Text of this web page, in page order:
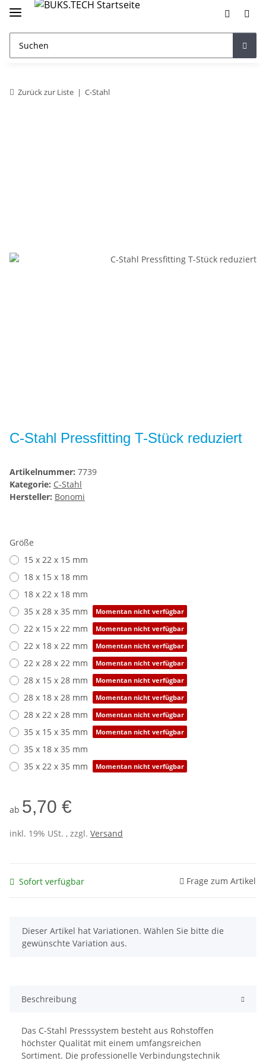
Zurück zur Liste C-Stahl
C-Stahl Pressfitting T-Stück reduziert
Artikelnummer: 7739
Kategorie: C-Stahl
Hersteller: Bonomi
Größe
15 x 22 x 15 mm
18 x 15 x 18 mm
18 x 22 x 18 mm
35 x 28 x 35 mm
Momentan nicht verfügbar
22 x 15 x 22 mm Momentan nicht verfügbar
22 x 18 x 22 mm Momentan nicht verfügbar
22 x 28 x 22 mm Momentan nicht verfügbar
28 x 15 x 28 mm Momentan nicht verfügbar
28 x 18 x 28 mm Momentan nicht verfügbar
28 x 22 x 28 mm Momentan nicht verfügbar
35 x 15 x 35 mm Momentan nicht verfügbar
35 x 18 x 35 mm
35 x 22 x 35 mm
Momentan nicht verfügbar
ab 5,70 €
inkl. 19% USt. , zzgl. Versand
Sofort verfügbar Frage zum Artikel
x
Dieser Artikel hat Variationen. Wählen Sie bitte die
gewünschte Variation aus.
Beschreibung
Das C-Stahl Presssystem besteht aus Rohstoffen
höchster Qualität mit einem umfangsreichen
Sortiment. Die professionelle Verbindungstechnik